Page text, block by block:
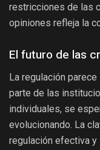
restricciones de las
opiniones refleja la
El futuro de las
La regulación
parte de las
individuales, se
evolucionando. La
regulación efectiva